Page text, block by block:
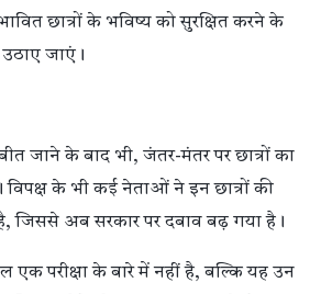
छात्रों के भविष्य को सुरक्षित करने के
जाएं।
जाने के बाद भी, जंतर-मंतर पर छात्रों का
के भी कई नेताओं ने इन छात्रों की
जिससे अब सरकार पर दबाव बढ़ गया है।
एक परीक्षा के बारे में नहीं है, बल्कि यह उन